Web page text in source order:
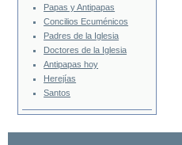
Papas y Antipapas
Concilios Ecuménicos
Padres de la Iglesia
Doctores de la Iglesia
Antipapas hoy
Herejías
Santos